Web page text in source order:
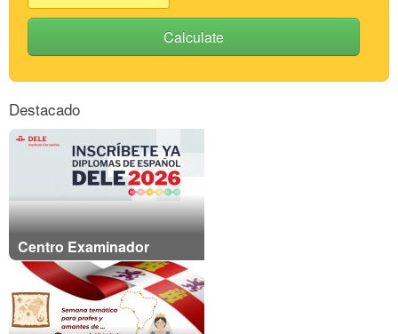
Calculate
Destacado
Centro Examinador